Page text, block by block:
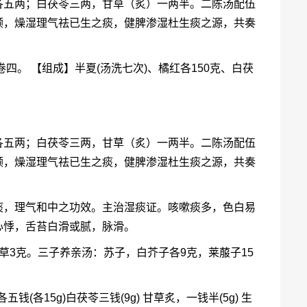
两；白茯苓三两，甘草（炙）一两半。二陈汤配伍
燥湿理气祛已生之痰，健脾渗湿杜生痰之源，共奏
。 【组成】半夏(汤洗七次)、橘红各150克、白茯
两；白茯苓三两，甘草（炙）一两半。二陈汤配伍
燥湿理气祛已生之痰，健脾渗湿杜生痰之源，共奏
理气和中之功效。主治湿痰证。咳嗽痰多，色白易
，舌苔白滑或腻，脉滑。
3克。三子养亲汤：苏子，白芥子各9克，莱菔子15
钱(各15g)白茯苓三钱(9g) 甘草炙，一钱半(5g) 生